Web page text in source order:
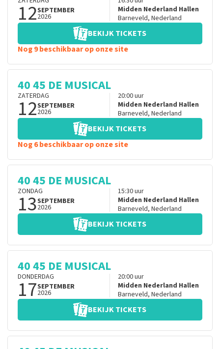
12SEPTEMBER
2026
Midden Nederland Hallen
Barneveld, Nederland
BEKIJK TICKETS
Nog 9 beschikbaar op onze site
40 45 DE MUSICAL
ZATERDAG
12SEPTEMBER
2026
20:00uur
Midden Nederland Hallen
Barneveld, Nederland
BEKIJK TICKETS
Nog 6 beschikbaar op onze site
40 45 DE MUSICAL
ZONDAG
13SEPTEMBER
2026
15:30uur
Midden Nederland Hallen
Barneveld, Nederland
BEKIJK TICKETS
40 45 DE MUSICAL
DONDERDAG
17SEPTEMBER
2026
20:00uur
Midden Nederland Hallen
Barneveld, Nederland
BEKIJK TICKETS